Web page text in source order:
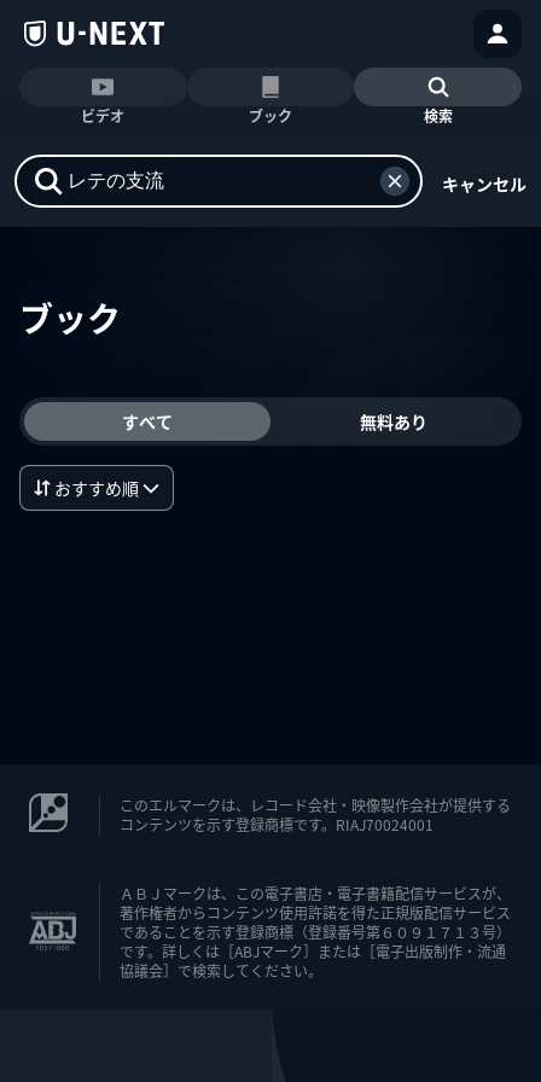
ビデオ ブック 検索
キャンセル
ブック
すべて 無料あり
おすすめ順
このエルマークは、レコード会社・映像製作会社が提供する
コンテンツを示す登録商標です。RIAJ70024001
ＡＢＪマークは、この電子書店・電子書籍配信サービスが、
著作権者からコンテンツ使用許諾を得た正規版配信サービス
であることを示す登録商標（登録番号第６０９１７１３号）
です。詳しくは［ABJマーク］または［電子出版制作・流通
協議会］で検索してください。